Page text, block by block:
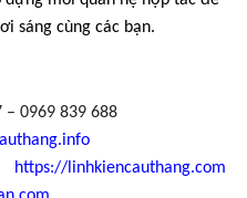
sáng cùng các bạn.
0969 839 688
https://linhkiencauthang.com